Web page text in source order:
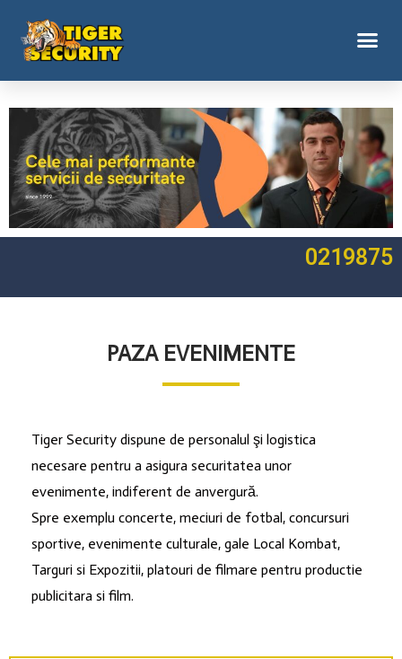
0219875
PAZA EVENIMENTE
Tiger Security dispune de personalul şi logistica
necesare pentru a asigura securitatea unor
evenimente, indiferent de anvergură.
Spre exemplu concerte, meciuri de fotbal, concursuri
sportive, evenimente culturale, gale Local Kombat,
Targuri si Expozitii, platouri de filmare pentru productie
publicitara si film.